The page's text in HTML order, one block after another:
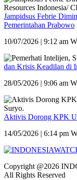
Jampidsus Febrie
Pemerintahan Prabowo
10/07/2026 | 9:12 am
dan Krisis Keadilan di
28/05/2026 | 9:06 am
Aktivis Dorong KPK
14/05/2026 | 6:14 pm
Copyright @2026
All Rights Reserved